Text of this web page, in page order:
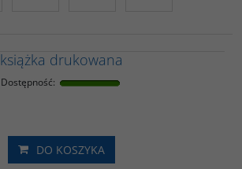
książka drukowana
Dostępność:
DO KOSZYKA